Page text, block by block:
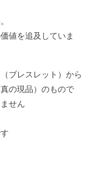
値を追及していま
ブレスレット）から
の現品）のもので
せん